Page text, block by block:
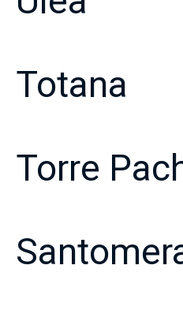
Totana
Torre